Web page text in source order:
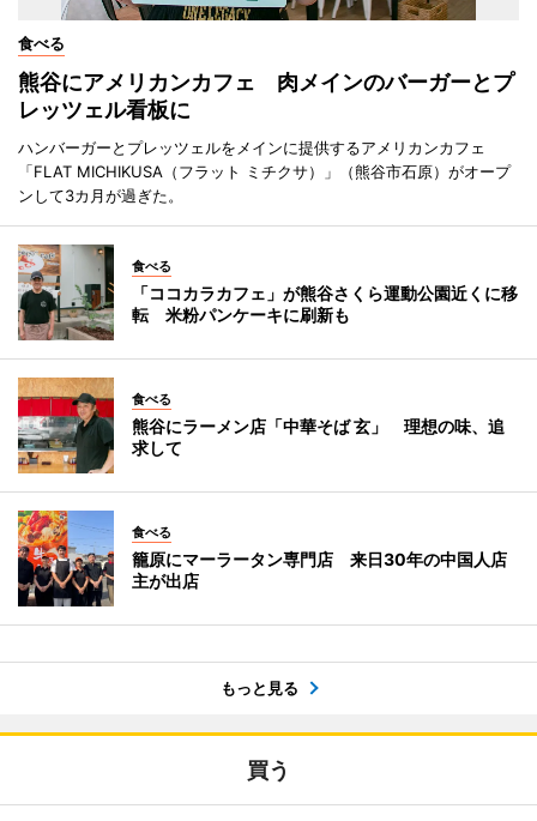
食べる
熊谷にアメリカンカフェ 肉メインのバーガーとプ
レッツェル看板に
ハンバーガーとプレッツェルをメインに提供するアメリカンカフェ
「FLAT MICHIKUSA（フラット ミチクサ）」（熊谷市石原）がオープ
ンして3カ月が過ぎた。
食べる
「ココカラカフェ」が熊谷さくら運動公園近くに移
転 米粉パンケーキに刷新も
食べる
熊谷にラーメン店「中華そば 玄」 理想の味、追
求して
食べる
籠原にマーラータン専門店 来日30年の中国人店
主が出店
もっと見る
買う